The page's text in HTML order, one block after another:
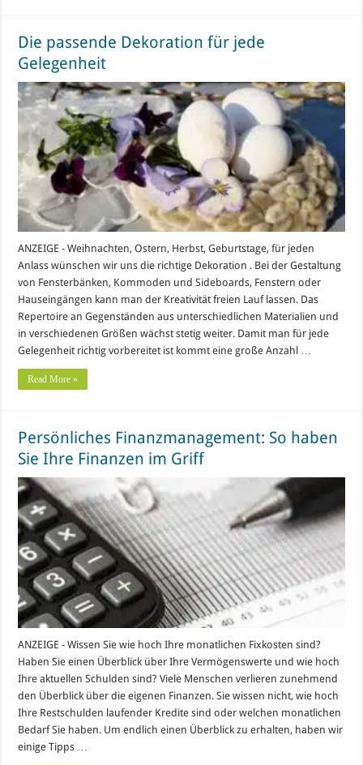
Die passende Dekoration für jede
Gelegenheit
ANZEIGE - Weihnachten, Ostern, Herbst, Geburtstage, für jeden
Anlass wünschen wir uns die richtige Dekoration . Bei der Gestaltung
von Fensterbänken, Kommoden und Sideboards, Fenstern oder
Hauseingängen kann man der Kreativität freien Lauf lassen. Das
Repertoire an Gegenständen aus unterschiedlichen Materialien und
in verschiedenen Größen wächst stetig weiter. Damit man für jede
Gelegenheit richtig vorbereitet ist kommt eine große Anzahl …
Read More »
Persönliches Finanzmanagement: So haben
Sie Ihre Finanzen im Griff
ANZEIGE - Wissen Sie wie hoch Ihre monatlichen Fixkosten sind?
Haben Sie einen Überblick über Ihre Vermögenswerte und wie hoch
Ihre aktuellen Schulden sind? Viele Menschen verlieren zunehmend
den Überblick über die eigenen Finanzen. Sie wissen nicht, wie hoch
Ihre Restschulden laufender Kredite sind oder welchen monatlichen
Bedarf Sie haben. Um endlich einen Überblick zu erhalten, haben wir
einige Tipps …